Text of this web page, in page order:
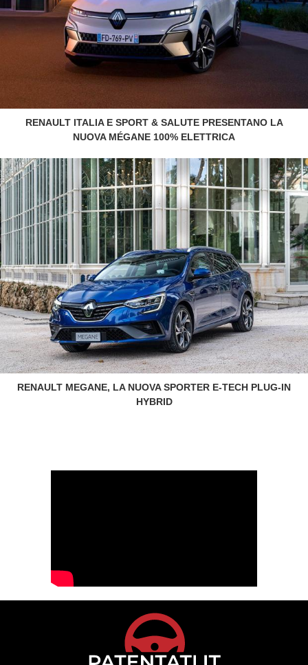
RENAULT ITALIA E SPORT & SALUTE PRESENTANO LA
NUOVA MÉGANE 100% ELETTRICA
RENAULT MEGANE, LA NUOVA SPORTER E-TECH PLUG-IN
HYBRID